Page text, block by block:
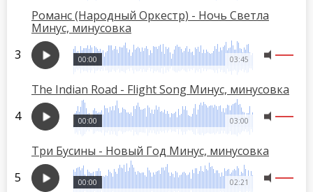
Романс (Народный Оркестр) - Ночь Светла
Минус, минусовка
03:45
00:00
The Indian Road - Flight Song Минус, минусовка
03:00
00:00
Три Бусины - Новый Год Минус, минусовка
02:21
00:00